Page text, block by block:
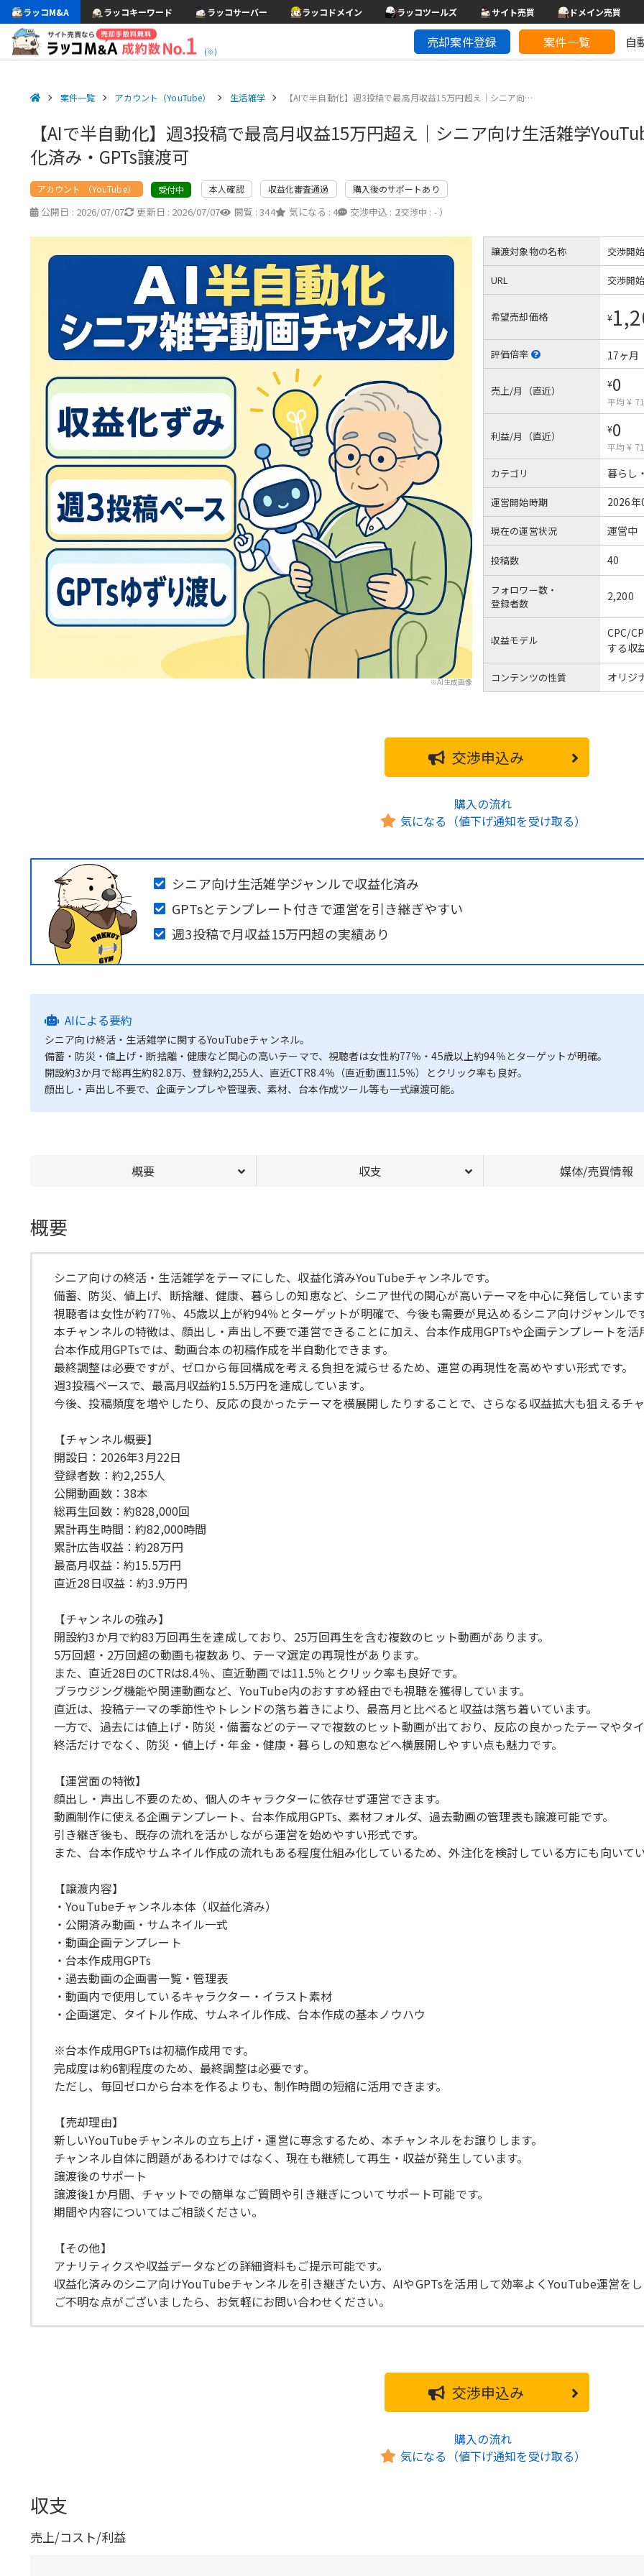
ラッコM&A ラッコキーワード ラッコサーバー ラッコドメイン ラッコツールズ サイト売買 ドメイン売買
(※)
売却案件登録 案件一覧 自
案件一覧 アカウント（YouTube） 生活雑学 【AIで半自動化】週3投稿で最高月収益15万円超え｜シニア向…
【AIで半自動化】週3投稿で最高月収益15万円超え｜シニア向け生活雑学
化済み・GPTs譲渡可
アカウント （YouTube） 受付中 本人確認 収益化審査通過 購入後のサポートあり
公開日 : 2026/07/07 更新日 : 2026/07/07 閲覧 :344 気になる : 4 交渉申込 : 2
（交渉中 : - ）
※AI生成画像
譲渡対象物の名称 交渉開
URL 交渉開
希望売却価格 ¥
評価倍率 17ヶ月
売上/月（直近）
¥0
平均 ¥
利益/月（直近）
¥0
平均 ¥
カテゴリ 暮らし
運営開始時期 2026年
現在の運営状況 運営中
投稿数 40
フォロワー数・
登録者数
2,200
収益モデル
CPC/
する収
コンテンツの性質 オリジ
交渉申込み
購入の流れ
気になる（値下げ通知を受け取る）
シニア向け生活雑学ジャンルで収益化済み
GPTsとテンプレート付きで運営を引き継ぎやすい
週3投稿で月収益15万円超の実績あり
AIによる要約
シニア向け終活・生活雑学に関するYouTubeチャンネル。
備蓄・防災・値上げ・断捨離・健康など関心の高いテーマで、視聴者は女性約77％・45歳以上約94％とターゲットが明確。
開設約3か月で総再生約82.8万、登録約2,255人、直近CTR8.4％（直近動画11.5％）とクリック率も良好。
顔出し・声出し不要で、企画テンプレや管理表、素材、台本作成ツール等も一式譲渡可能。
概要 収支 媒体/売買情報
概要
シニア向けの終活・生活雑学をテーマにした、収益化済みYouTubeチャンネルです。
備蓄、防災、値上げ、断捨離、健康、暮らしの知恵など、シニア世代の関心が高いテーマを中心に発信しています
視聴者は女性が約77％、45歳以上が約94％とターゲットが明確で、今後も需要が見込めるシニア向けジャンルで
本チャンネルの特徴は、顔出し・声出し不要で運営できることに加え、台本作成用GPTsや企画テンプレートを活
台本作成用GPTsでは、動画台本の初稿作成を半自動化できます。
最終調整は必要ですが、ゼロから毎回構成を考える負担を減らせるため、運営の再現性を高めやすい形式です。
週3投稿ペースで、最高月収益約15.5万円を達成しています。
今後、投稿頻度を増やしたり、反応の良かったテーマを横展開したりすることで、さらなる収益拡大も狙えるチャ
【チャンネル概要】
開設日：2026年3月22日
登録者数：約2,255人
公開動画数：38本
総再生回数：約828,000回
累計再生時間：約82,000時間
累計広告収益：約28万円
最高月収益：約15.5万円
直近28日収益：約3.9万円
【チャンネルの強み】
開設約3か月で約83万回再生を達成しており、25万回再生を含む複数のヒット動画があります。
5万回超・2万回超の動画も複数あり、テーマ選定の再現性があります。
また、直近28日のCTRは8.4％、直近動画では11.5％とクリック率も良好です。
ブラウジング機能や関連動画など、YouTube内のおすすめ経由でも視聴を獲得しています。
直近は、投稿テーマの季節性やトレンドの落ち着きにより、最高月と比べると収益は落ち着いています。
一方で、過去には値上げ・防災・備蓄などのテーマで複数のヒット動画が出ており、反応の良かったテーマやタ
終活だけでなく、防災・値上げ・年金・健康・暮らしの知恵などへ横展開しやすい点も魅力です。
【運営面の特徴】
顔出し・声出し不要のため、個人のキャラクターに依存せず運営できます。
動画制作に使える企画テンプレート、台本作成用GPTs、素材フォルダ、過去動画の管理表も譲渡可能です。
引き継ぎ後も、既存の流れを活かしながら運営を始めやすい形式です。
また、台本作成やサムネイル作成の流れもある程度仕組み化しているため、外注化を検討している方にも向いてい
【譲渡内容】
・YouTubeチャンネル本体（収益化済み）
・公開済み動画・サムネイル一式
・動画企画テンプレート
・台本作成用GPTs
・過去動画の企画書一覧・管理表
・動画内で使用しているキャラクター・イラスト素材
・企画選定、タイトル作成、サムネイル作成、台本作成の基本ノウハウ
※台本作成用GPTsは初稿作成用です。
完成度は約6割程度のため、最終調整は必要です。
ただし、毎回ゼロから台本を作るよりも、制作時間の短縮に活用できます。
【売却理由】
新しいYouTubeチャンネルの立ち上げ・運営に専念するため、本チャンネルをお譲りします。
チャンネル自体に問題があるわけではなく、現在も継続して再生・収益が発生しています。
譲渡後のサポート
譲渡後1か月間、チャットでの簡単なご質問や引き継ぎについてサポート可能です。
期間や内容についてはご相談ください。
【その他】
アナリティクスや収益データなどの詳細資料もご提示可能です。
収益化済みのシニア向けYouTubeチャンネルを引き継ぎたい方、AIやGPTsを活用して効率よくYouTube運営をし
ご不明な点がございましたら、お気軽にお問い合わせください。
交渉申込み
購入の流れ
気になる（値下げ通知を受け取る）
収支
売上/コスト/利益